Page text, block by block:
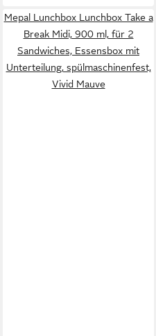
Mepal Lunchbox Lunchbox Take a
Break Midi, 900 ml, für 2
Sandwiches, Essensbox mit
Unterteilung, spülmaschinenfest,
Vivid Mauve